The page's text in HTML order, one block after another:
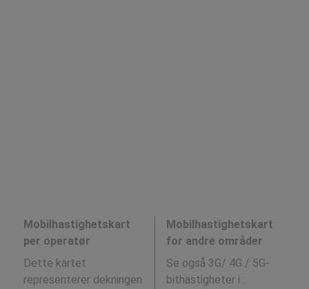
Mobilhastighetskart
per operatør
Dette kartet
representerer dekningen
Mobilhastighetskart
for andre områder
Se også 3G/ 4G / 5G-
bithastigheter i :